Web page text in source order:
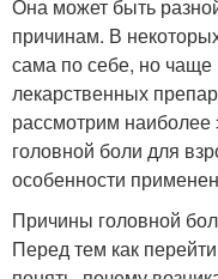
Она может быть
причинам. В
сама по себе, но чаще
лекарственных
рассмотрим
головной боли для
особенности
Причины головной
Перед тем как